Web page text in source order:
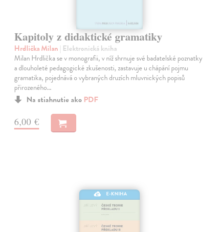
Kapitoly z didaktické gramatiky
Hrdlička Milan | Elektronická kniha
Milan Hrdlička se v monografii, v níž shrnuje své badatelské poznatky
a dlouholeté pedagogické zkušenosti, zastavuje u chápání pojmu
gramatika, pojednává o vybraných druzích mluvnických popisů
přirozeného…
Na stiahnutie ako PDF
6,00 €
E-KNIHA